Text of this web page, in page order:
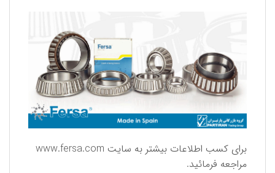
برای كسب اطلاعات بیشتر به سایت www.fersa.com
مراجعه فرمائید.